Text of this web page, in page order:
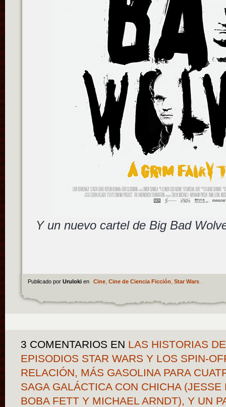
Y un nuevo cartel de Big Bad
Publicado por Uruloki en Cine, Cine de Ciencia Ficción Star Wars.
3 COMENTARIOS EN LAS HISTORIAS
EPISODIOS STAR WARS Y LOS SPIN-
RELACIÓN, MÁS GASOLINA PARA
SAGA GALÁCTICA CON CHICHA
BOBA FETT Y MICHAEL ARNDT), Y UN